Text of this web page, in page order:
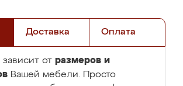
Доставка Оплата
от размеров и
Вашей мебели. Просто